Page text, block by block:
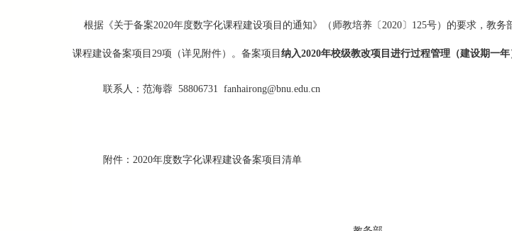
根据《关于备案2020年度数字化课程建设项目的通知》（师教培养〔2020〕125号）的要求，教
课程建设备案项目29项（详见附件）。备案项目 纳入2020年校级教改项目进行过程管理（建设期一
联系人：范海蓉 58806731 fanhairong@bnu.edu.cn
附件：2020年度数字化课程建设备案项目清单